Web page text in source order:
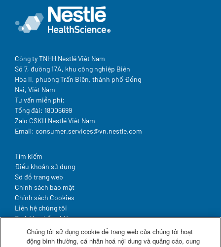
Công ty TNHH Nestlé Việt Nam
Số 7, đường 17A, khu công nghiệp Biên
Hòa II, phường Trấn Biên, thành phố Đồng
Nai, Việt Nam
Tư vấn miễn phí:
Tổng đài: 18006699
Zalo CSKH Nestlé Việt Nam
Email: consumer.services@vn.nestle.com
Legal
Tìm kiếm
Điều khoản sử dụng
Sơ đồ trang web
Chính sách bảo mật
Chính sách Cookies
Liên hệ chúng tôi
Cơ hội nghề nghiệp
Hợp tác & Đầu tư
Chúng tôi sử dụng cookie để trang web của chúng tôi hoạt
động bình thường, cá nhân hoá nội dung và quảng cáo, cung